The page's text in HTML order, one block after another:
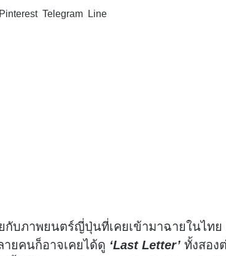
Pinterest Telegram Line
บภาพยนตร์ญี่ปุ่นที่เคยเข้ามาฉายในไทย
ายคนก็อาจเคยได้ดู ‘Last Letter’ ทั้งสอง